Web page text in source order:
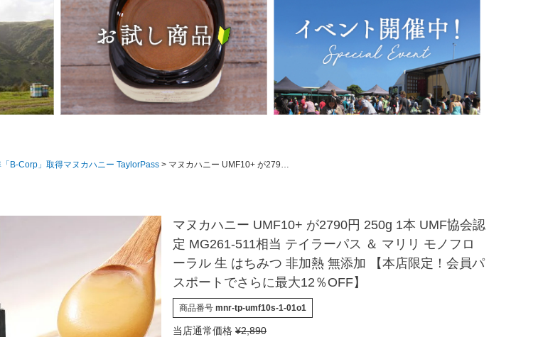
B-Corp」取得マヌカハニー TaylorPass マヌカハニー UMF10+ が2790円 250g 1本 UMF協会認定 MG261-511相当 テイラーパス ＆ マリリ モノフローラル 生 はちみつ 非加熱 無添加 【本店限定！会員パスポートでさらに最大12％OFF】
マヌカハニー UMF10+ が2790円 250g 1本 UMF協会認
定 MG261-511相当 テイラーパス ＆ マリリ モノフロ
ーラル 生 はちみつ 非加熱 無添加 【本店限定！会員パ
スポートでさらに最大12％OFF】
商品番号 mnr-tp-umf10s-1-01o1
当店通常価格 ¥2,890